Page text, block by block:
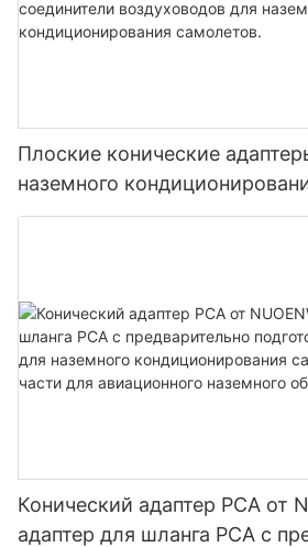
Плоские конические
наземного
высокопроизводительные
Конический адаптер PCA от
адаптер для шланга PCA с